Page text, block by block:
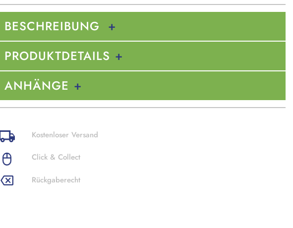
BESCHREIBUNG
PRODUKTDETAILS
ANHÄNGE
Kostenloser Versand
Click & Collect
Rückgaberecht